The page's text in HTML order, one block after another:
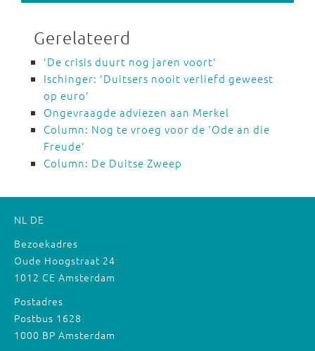
Gerelateerd
'De crisis duurt nog jaren voort'
Ischinger: 'Duitsers nooit verliefd geweest
op euro'
Ongevraagde adviezen aan Merkel
Column: Nog te vroeg voor de 'Ode an die
Freude'
Column: De Duitse Zweep
NL DE
Bezoekadres
Oude Hoogstraat 24
1012 CE Amsterdam
Postadres
Postbus 1628
1000 BP Amsterdam